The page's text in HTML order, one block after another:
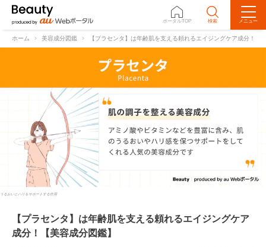
ポータルTOP 検索 メニュー
ホーム 美容成分図鑑 【プラセンタ】は年齢肌を支える頼れるエイジングケア成分！【
うるおいとハリをサポートする作用
【プラセンタ】は年齢肌を支える頼れるエイジングケア
成分！【美容成分図鑑】